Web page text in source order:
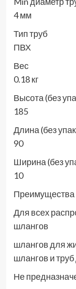
4 мм
Тип труб
ПВХ
Вес
0.18 кг
Высота (без
185
Длина (без
90
Ширина (без
10
Преимущества
Для всех
шлангов
шлангов для
шлангов и
Не